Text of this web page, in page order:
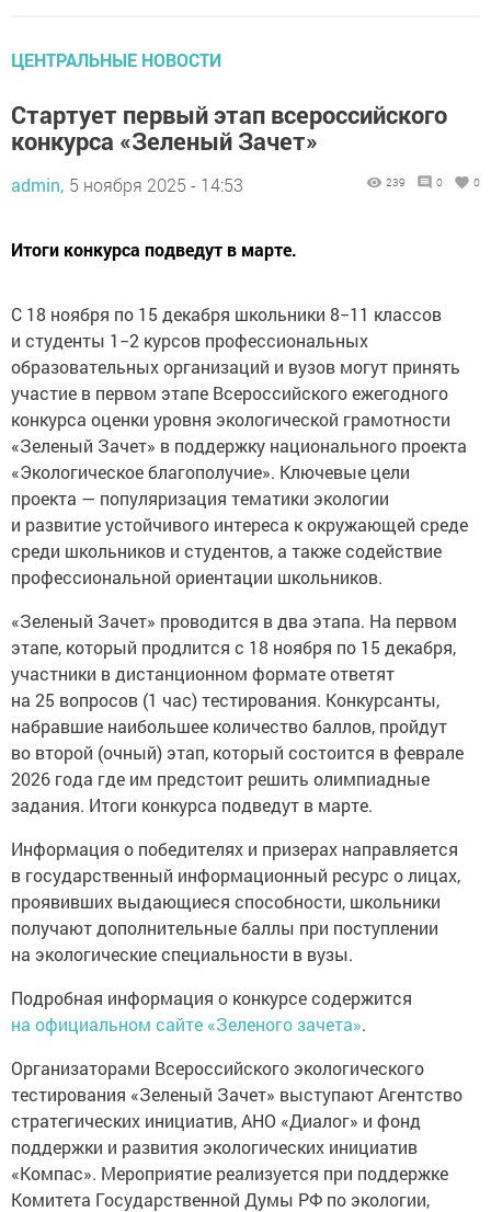
ЦЕНТРАЛЬНЫЕ НОВОСТИ
Стартует первый этап всероссийского
конкурса «Зеленый Зачет»
admin, 5 ноября 2025 - 14:53 239 0 0
Итоги конкурса подведут в марте.
С 18 ноября по 15 декабря школьники 8−11 классов
и студенты 1−2 курсов профессиональных
образовательных организаций и вузов могут принять
участие в первом этапе Всероссийского ежегодного
конкурса оценки уровня экологической грамотности
«Зеленый Зачет» в поддержку национального проекта
«Экологическое благополучие». Ключевые цели
проекта — популяризация тематики экологии
и развитие устойчивого интереса к окружающей среде
среди школьников и студентов, а также содействие
профессиональной ориентации школьников.
«Зеленый Зачет» проводится в два этапа. На первом
этапе, который продлится с 18 ноября по 15 декабря,
участники в дистанционном формате ответят
на 25 вопросов (1 час) тестирования. Конкурсанты,
набравшие наибольшее количество баллов, пройдут
во второй (очный) этап, который состоится в феврале
2026 года где им предстоит решить олимпиадные
задания. Итоги конкурса подведут в марте.
Информация о победителях и призерах направляется
в государственный информационный ресурс о лицах,
проявивших выдающиеся способности, школьники
получают дополнительные баллы при поступлении
на экологические специальности в вузы.
Подробная информация о конкурсе содержится
на официальном сайте «Зеленого зачета».
Организаторами Всероссийского экологического
тестирования «Зеленый Зачет» выступают Агентство
стратегических инициатив, АНО «Диалог» и фонд
поддержки и развития экологических инициатив
«Компас». Мероприятие реализуется при поддержке
Комитета Государственной Думы РФ по экологии,